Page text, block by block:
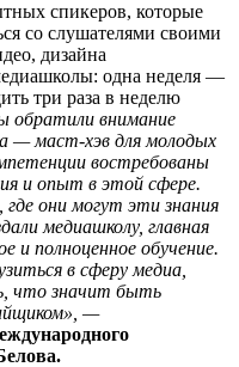
спикеров, которые
со слушателями своими
дизайна
одна неделя —
три раза в неделю
обратили внимание
— маст-хэв для молодых
востребованы
и опыт в этой сфере.
они могут эти знания
медиашколу, главная
и полноценное обучение.
в сферу медиа,
что значит быть
—